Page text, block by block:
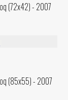
(72x42) - 2007
(85x55) - 2007